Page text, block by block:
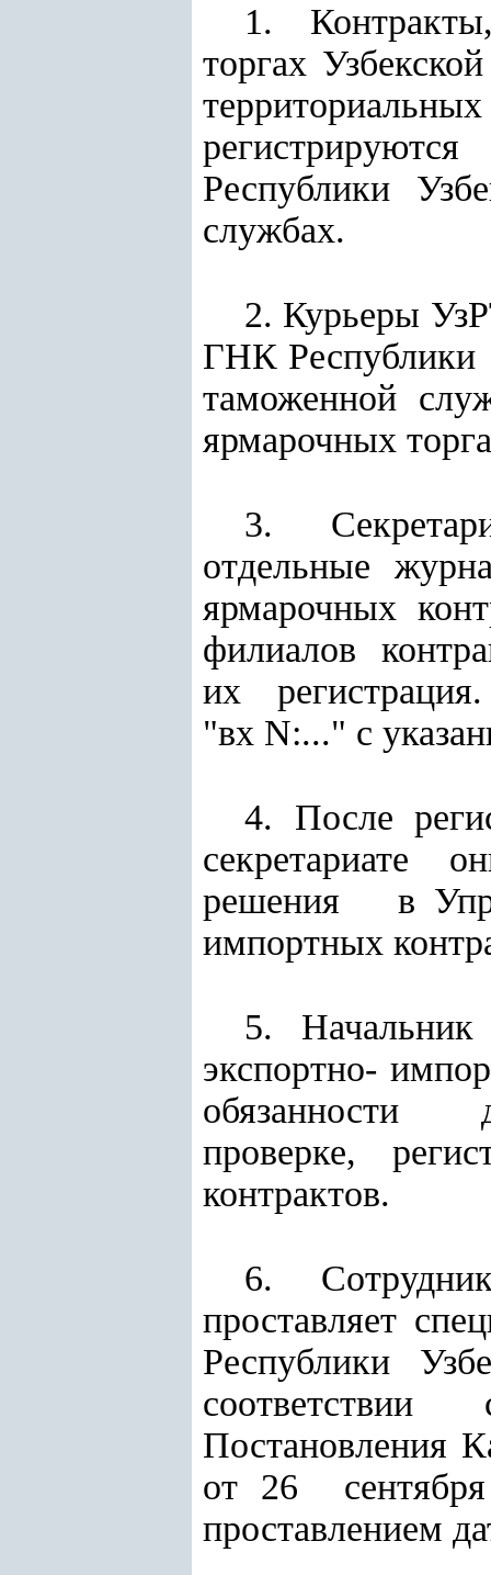
1.
торгах
Республики
службах.
2. Курьеры
ГНК Республики
таможенной
ярмарочных
3.
отдельные
ярмарочных
филиалов
их
"вх N:..." с
4. После
решения в
импортных
5.
экспортно-
обязанности
проверке,
контрактов.
6.
проставляет
Республики
Постановления
от 26
проставлением